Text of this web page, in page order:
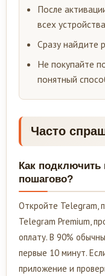
После
всех
Сразу найдите
Не покупайте
понятный
Часто
Как подключить
пошагово?
Откройте Telegram,
Telegram Premium,
оплату. В 90%
первые 10 минут.
приложение и